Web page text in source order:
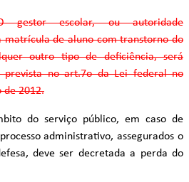
escolar, ou autoridade
matrícula de aluno com transtorno do
outro tipo de deficiência, será
prevista no art.7o da Lei federal no
de 2012.
do serviço público, em caso de
administrativo, assegurados o
deve ser decretada a perda do